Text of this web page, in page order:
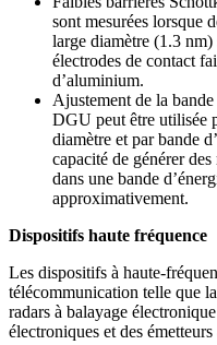
sont mesurées lorsque
large diamètre (1.3
électrodes de contact
d’aluminium.
Ajustement de la
DGU peut être utilisée
diamètre et par bande
capacité de générer
dans une bande
approximativement.
Dispositifs haute fréquence
Les dispositifs à haute-
télécommunication telle que
radars à balayage
électroniques et des